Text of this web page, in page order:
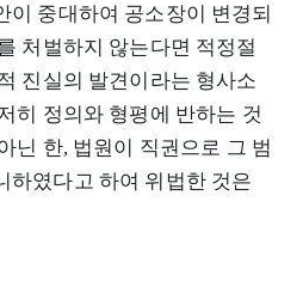
이 중대하여 공소장이 변경되
처벌하지 않는다면 적정절
진실의 발견이라는 형사소
히 정의와 형평에 반하는 것
닌 한, 법원이 직권으로 그 범
하였다고 하여 위법한 것은